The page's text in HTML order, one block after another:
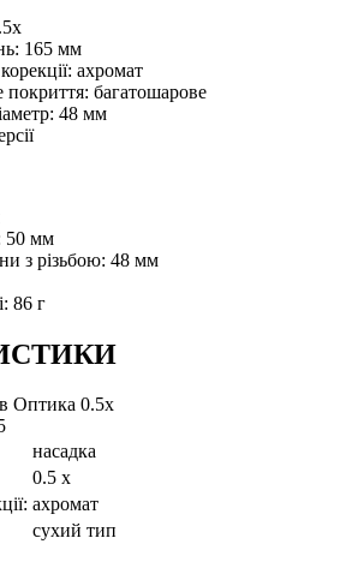
165 мм
ахромат
багатошарове
48 мм
50 мм
з різьбою: 48 мм
86 г
Оптика 0.5x
насадка
0.5 x
ахромат
сухий тип